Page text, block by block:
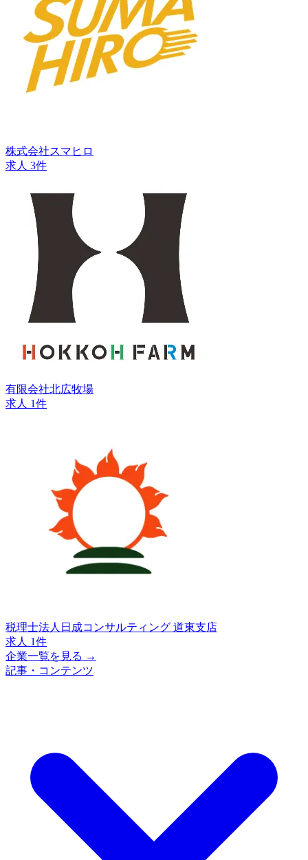
株式会社スマヒロ
求人 3件
有限会社北広牧場
求人 1件
税理士法人日成コンサルティング 道東支店
求人 1件
企業一覧を見る →
記事・コンテンツ